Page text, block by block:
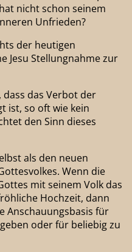
nicht schon seinem
Unfrieden?
der heutigen
Jesu Stellungnahme zur
dass das Verbot der
ist, so oft wie kein
den Sinn dieses
als den neuen
Wenn die
mit seinem Volk das
Hochzeit, dann
Anschauungsbasis für
oder für beliebig zu